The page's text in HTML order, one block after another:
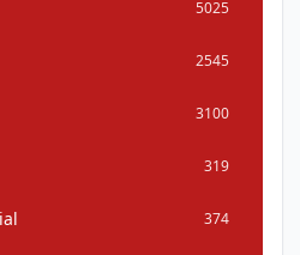
5025
2545
3100
319
374